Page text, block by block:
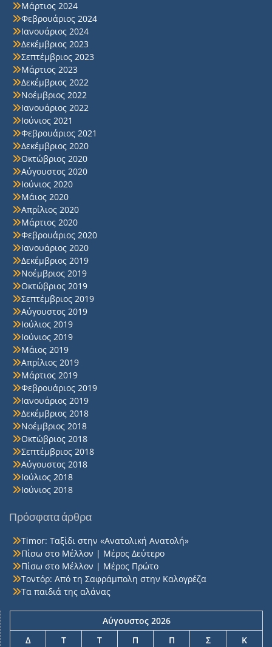
Μάρτιος 2024
Φεβρουάριος 2024
Ιανουάριος 2024
Δεκέμβριος 2023
Σεπτέμβριος 2023
Μάρτιος 2023
Δεκέμβριος 2022
Νοέμβριος 2022
Ιανουάριος 2022
Ιούνιος 2021
Φεβρουάριος 2021
Δεκέμβριος 2020
Οκτώβριος 2020
Αύγουστος 2020
Ιούνιος 2020
Μάιος 2020
Απρίλιος 2020
Μάρτιος 2020
Φεβρουάριος 2020
Ιανουάριος 2020
Δεκέμβριος 2019
Νοέμβριος 2019
Οκτώβριος 2019
Σεπτέμβριος 2019
Αύγουστος 2019
Ιούλιος 2019
Ιούνιος 2019
Μάιος 2019
Απρίλιος 2019
Μάρτιος 2019
Φεβρουάριος 2019
Ιανουάριος 2019
Δεκέμβριος 2018
Νοέμβριος 2018
Οκτώβριος 2018
Σεπτέμβριος 2018
Αύγουστος 2018
Ιούλιος 2018
Ιούνιος 2018
Πρόσφατα άρθρα
Timor: Ταξίδι στην «Ανατολική Ανατολή»
Πίσω στο Μέλλον | Μέρος Δεύτερο
Πίσω στο Μέλλον | Μέρος Πρώτο
Τοντόρ: Από τη Σαφράμπολη στην Καλογρέζα
Τα παιδιά της αλάνας
Αύγουστος 2026
Δ
Τ Τ Π Π Σ
Κ